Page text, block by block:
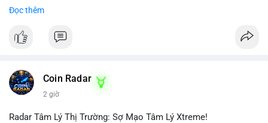
Hyperliquid có thể đã giảm bớt, ảnh hưởng đến dòng vốn và
- Nhà đầu tư cần theo dõi sát sao diễn biến thị trường và các
#binancesquare #cryptonews
Đọc thêm
Coin Radar
2 giờ
Radar Tâm Lý Thị Trường: Sợ Mạo Tâm Lý Xtreme!